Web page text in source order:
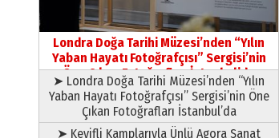
Yusuf POLAT
Şampiyonluk Sebahattin
Şirin’e yazar
11 Mayıs 2026 Pazartesi
Londra Doğa Tarihi Müzesi’nden “Yılın
Yaban Hayatı Fotoğrafçısı” Sergisi’nin
Öne Çıkan Fotoğrafları İstanbul’da
➤ Londra Doğa Tarihi Müzesi’nden “Yılın
Yaban Hayatı Fotoğrafçısı” Sergisi’nin Öne
Çıkan Fotoğrafları İstanbul’da
➤ Keyifli Kamplarıyla Ünlü Agora Sanat